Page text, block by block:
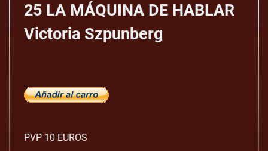
25 LA MÁQUINA DE HABLAR
Victoria Szpunberg
PVP 10 EUROS